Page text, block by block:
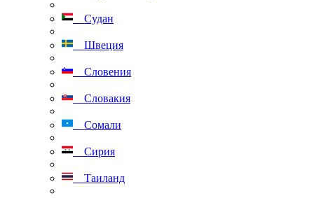
Судан
Швеция
Словения
Словакия
Сомали
Сирия
Таиланд